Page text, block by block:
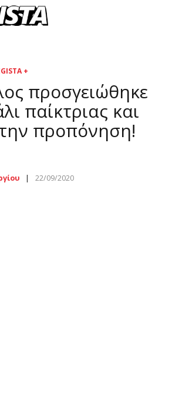
+
προσγειώθηκε
παίκτριας και
προπόνηση!
22/09/2020